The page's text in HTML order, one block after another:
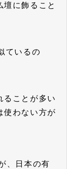
に飾ること
ているの
ることが多い
使わない方が
、日本の有